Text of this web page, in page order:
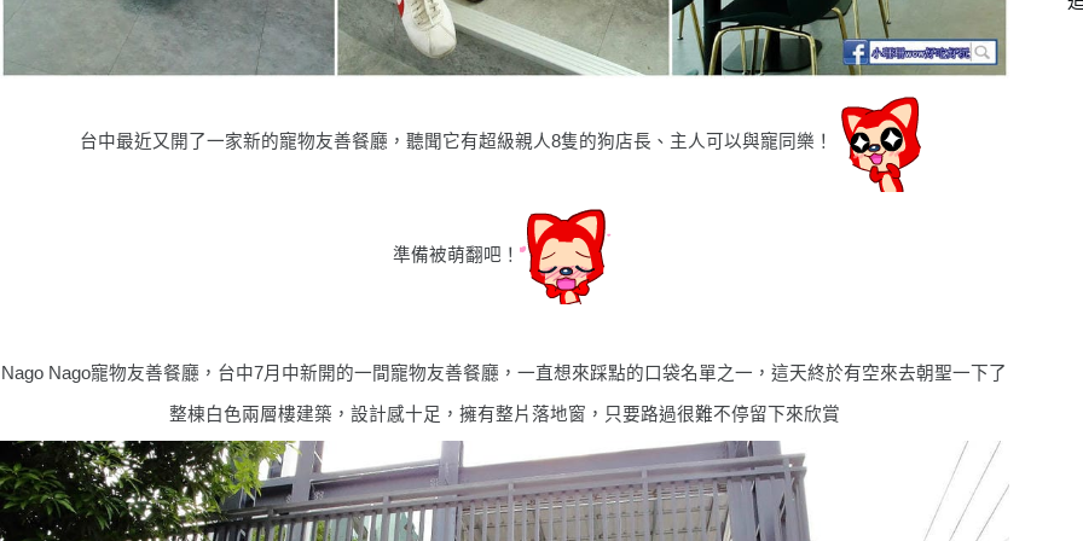
台中最近又開了一家新的寵物友善餐廳，聽聞它有超級親人8隻的狗店長、主人可以與寵同樂！
準備被萌翻吧！
Nago Nago寵物友善餐廳 ，台中7月中新開的一間寵物友善餐廳，一直想來踩點的口袋名單之一，這天終於有空來去朝聖一下了
整棟白色兩層樓建築，設計感十足，擁有整片落地窗，只要路過很難不停留下來欣賞